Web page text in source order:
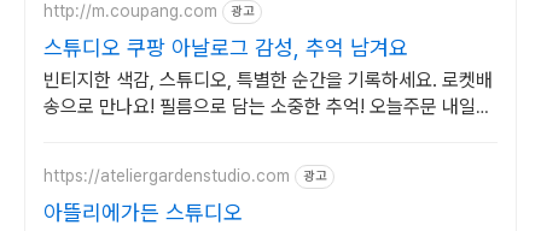
http://m.coupang.com 광고
스튜디오 쿠팡 아날로그 감성, 추억 남겨요
빈티지한 색감, 스튜디오, 특별한 순간을 기록하세요. 로켓배
송으로 만나요! 필름으로 담는 소중한 추억! 오늘주문 내일도
https://ateliergardenstudio.com 광고
아뜰리에가든 스튜디오